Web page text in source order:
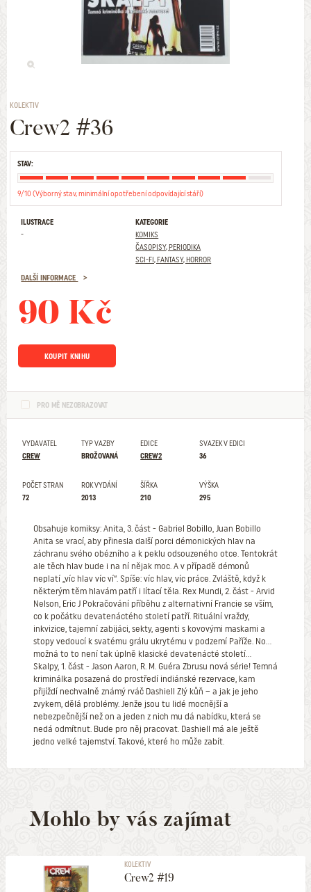
KOLEKTIV
Crew2 #36
STAV:
9/10 (Výborný stav, minimální opotřebení odpovídající stáří)
ILUSTRACE
-
KATEGORIE
KOMIKS
ČASOPISY, PERIODIKA
SCI-FI, FANTASY, HORROR
DALŠÍ INFORMACE
90 Kč
KOUPIT KNIHU
PRO MĚ NEZOBRAZOVAT
VYDAVATEL
CREW
TYP VAZBY
BROŽOVANÁ
EDICE
CREW2
SVAZEK V EDICI
36
POČET STRAN
72
ROK VYDÁNÍ
2013
ŠÍŘKA
210
VÝŠKA
295
Obsahuje komiksy: Anita, 3. část - Gabriel Bobillo, Juan Bobillo
Anita se vrací, aby přinesla další porci démonických hlav na
záchranu svého obézního a k peklu odsouzeného otce. Tentokrát
ale těch hlav bude i na ní nějak moc. A v případě démonů
neplatí „víc hlav víc ví“. Spíše: víc hlav, víc práce. Zvláště, když k
některým těm hlavám patří i lítací těla. Rex Mundi, 2. část - Arvid
Nelson, Eric J Pokračování příběhu z alternativní Francie se vším,
co k počátku devatenáctého století patří. Rituální vraždy,
inkvizice, tajemní zabijáci, sekty, agenti s kovovými maskami a
stopy vedoucí k svatému grálu ukrytému v podzemí Paříže. No...
možná to to není tak úplně klasické devatenácté století...
Skalpy, 1. část - Jason Aaron, R. M. Guéra Zbrusu nová série! Temná
kriminálka posazená do prostředí indiánské rezervace, kam
přijíždí nechvalně známý rváč Dashiell Zlý kůň – a jak je jeho
zvykem, dělá problémy. Jenže jsou tu lidé mocnější a
nebezpečnější než on a jeden z nich mu dá nabídku, která se
nedá odmítnut. Bude pro něj pracovat. Dashiell má ale ještě
jedno velké tajemství. Takové, které ho může zabít.
Mohlo by vás zajímat
KOLEKTIV
Crew2 #19